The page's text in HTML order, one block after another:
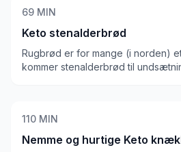
69 MIN
Keto stenalderbrød
Rugbrød er for mange (i norden)
kommer stenalderbrød til
høj, så du får alligevel mange
et kvart rugbrød til morgenmad.
110 MIN
Nemme og hurtige Keto